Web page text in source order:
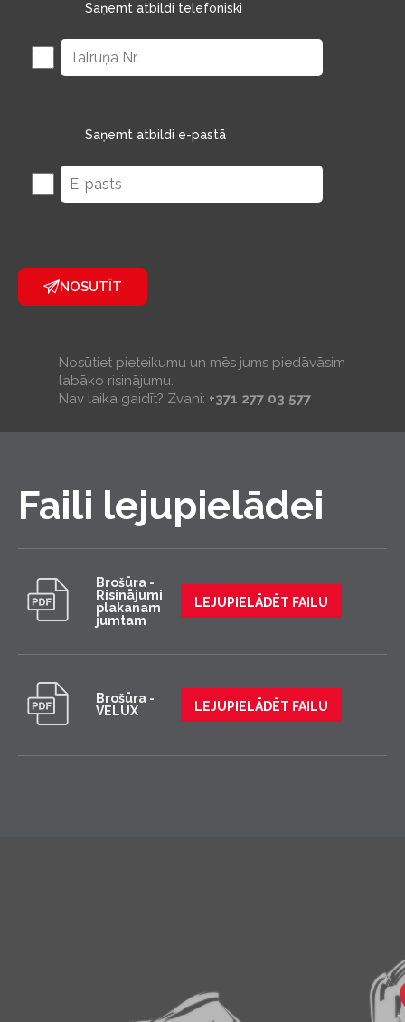
Saņemt atbildi telefoniski
Saņemt atbildi e-pastā
NOSUTĪT
Nosūtiet pieteikumu un mēs jums piedāvāsim
labāko risinājumu.
Nav laika gaidīt? Zvani: +371 277 03 577
Faili lejupielādei
Brošūra -
Risinājumi
plakanam
jumtam
LEJUPIELĀDĒT FAILU
Brošūra -
VELUX
LEJUPIELĀDĒT FAILU